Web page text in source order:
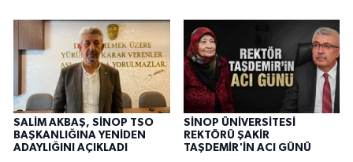
SALİM AKBAŞ, SİNOP TSO
BAŞKANLIĞINA YENİDEN
ADAYLIĞINI AÇIKLADI
SİNOP ÜNİVERSİTESİ
REKTÖRÜ ŞAKİR
TAŞDEMİR'İN ACI GÜNÜ